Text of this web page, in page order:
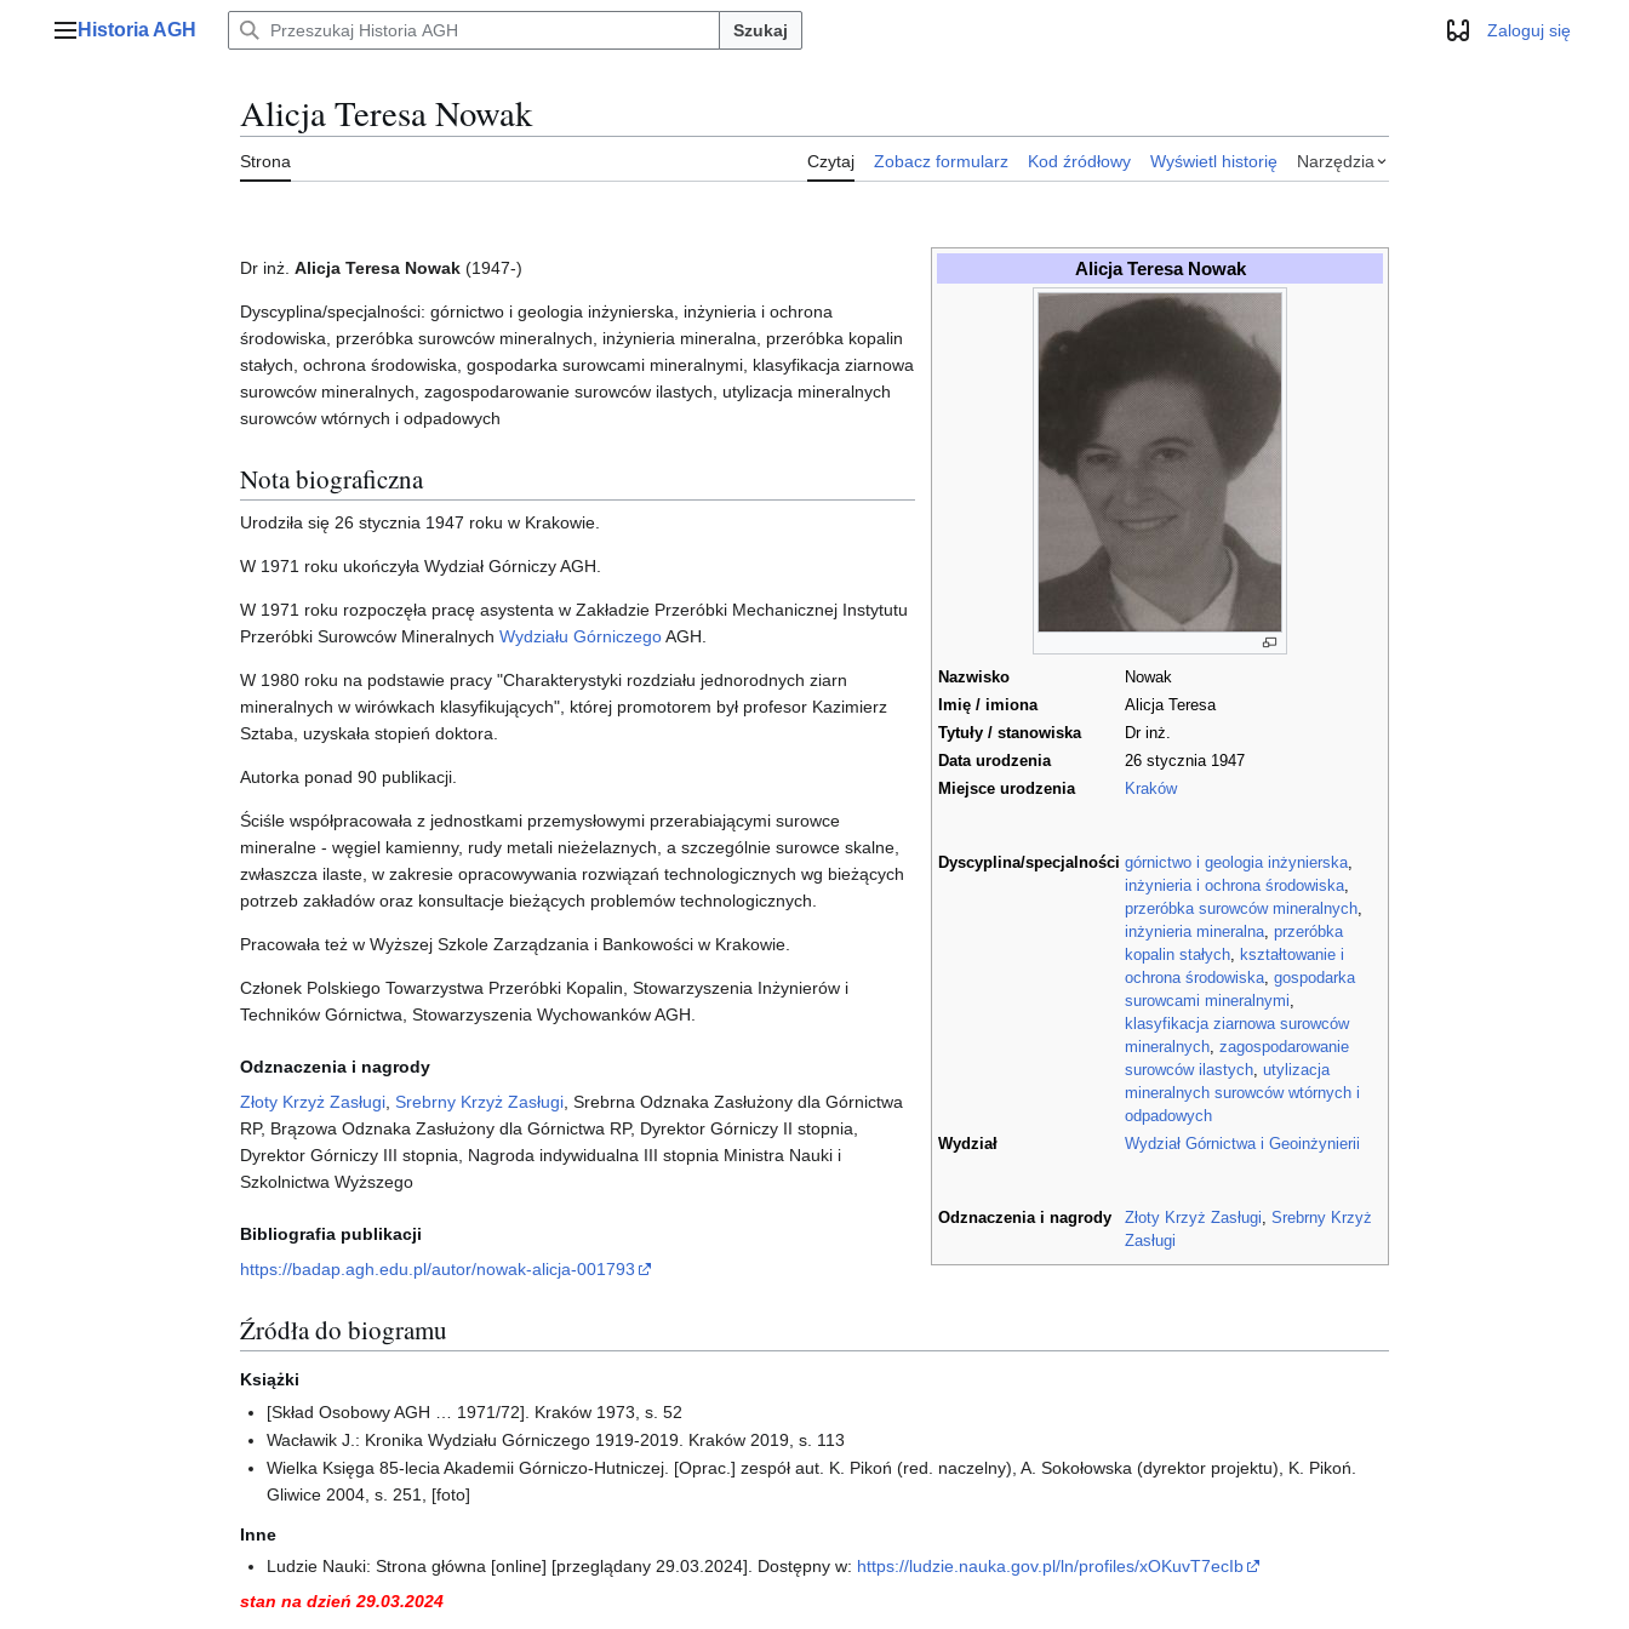
Menu główne
Historia AGH Szukaj WyglądZaloguj się
Alicja Teresa Nowak
Strona Czytaj Zobacz formularz Kod źródłowy Wyświetl historię Narzędzia
Alicja Teresa Nowak
Nazwisko
Nowak
Imię / imiona
Alicja Teresa
Tytuły / stanowiska
Dr inż.
Data urodzenia
26 stycznia 1947
Miejsce urodzenia
Kraków
Dyscyplina/specjalności górnictwo i geologia inżynierska
inżynieria i ochrona środowiska
przeróbka surowców mineralnych
inżynieria mineralna przeróbka
kopalin stałych
kształtowanie i
ochrona środowiska gospodarka
surowcami mineralnymi
klasyfikacja ziarnowa surowców
mineralnych zagospodarowanie
surowców ilastych utylizacja
mineralnych surowców wtórnych i
odpadowych
Wydział
Wydział Górnictwa i Geoinżynierii
Odznaczenia i nagrody Złoty Krzyż Zasługi
Srebrny Krzyż
Zasługi
Dr inż. Alicja Teresa Nowak (1947-)
Dyscyplina/specjalności: górnictwo i geologia inżynierska, inżynieria i ochrona
środowiska, przeróbka surowców mineralnych, inżynieria mineralna, przeróbka kopalin
stałych, ochrona środowiska, gospodarka surowcami mineralnymi, klasyfikacja ziarnowa
surowców mineralnych, zagospodarowanie surowców ilastych, utylizacja mineralnych
surowców wtórnych i odpadowych
Nota biograficzna
Urodziła się 26 stycznia 1947 roku w Krakowie.
W 1971 roku ukończyła Wydział Górniczy AGH.
W 1971 roku rozpoczęła pracę asystenta w Zakładzie Przeróbki Mechanicznej Instytutu
Przeróbki Surowców Mineralnych Wydziału GórniczegoAGH.
W 1980 roku na podstawie pracy "Charakterystyki rozdziału jednorodnych ziarn
mineralnych w wirówkach klasyfikujących", której promotorem był profesor Kazimierz
Sztaba, uzyskała stopień doktora.
Autorka ponad 90 publikacji.
Ściśle współpracowała z jednostkami przemysłowymi przerabiającymi surowce
mineralne - węgiel kamienny, rudy metali nieżelaznych, a szczególnie surowce skalne,
zwłaszcza ilaste, w zakresie opracowywania rozwiązań technologicznych wg bieżących
potrzeb zakładów oraz konsultacje bieżących problemów technologicznych.
Pracowała też w Wyższej Szkole Zarządzania i Bankowości w Krakowie.
Członek Polskiego Towarzystwa Przeróbki Kopalin, Stowarzyszenia Inżynierów i
Techników Górnictwa, Stowarzyszenia Wychowanków AGH.
Odznaczenia i nagrody
Złoty Krzyż Zasługi Srebrny Krzyż Zasługi , Srebrna Odznaka Zasłużony dla Górnictwa
RP, Brązowa Odznaka Zasłużony dla Górnictwa RP, Dyrektor Górniczy II stopnia,
Dyrektor Górniczy III stopnia, Nagroda indywidualna III stopnia Ministra Nauki i
Szkolnictwa Wyższego
Bibliografia publikacji
https://badap.agh.edu.pl/autor/nowak-alicja-001793
Źródła do biogramu
Książki
[Skład Osobowy AGH … 1971/72]. Kraków 1973, s. 52
Wacławik J.: Kronika Wydziału Górniczego 1919-2019. Kraków 2019, s. 113
Wielka Księga 85-lecia Akademii Górniczo-Hutniczej. [Oprac.] zespół aut. K. Pikoń (red. naczelny), A. Sokołowska (dyrektor projektu), K. Pikoń.
Gliwice 2004, s. 251, [foto]
Inne
Ludzie Nauki: Strona główna [online] [przeglądany 29.03.2024]. Dostępny w: https://ludzie.nauka.gov.pl/ln/profiles/xOKuvT7ecIb
stan na dzień 29.03.2024